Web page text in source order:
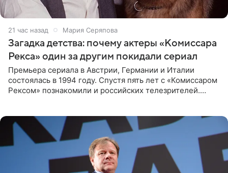
21 час назад Мария Серяпова
Загадка детства: почему актеры «Комиссара
Рекса» один за другим покидали сериал
Премьера сериала в Австрии, Германии и Италии
состоялась в 1994 году. Спустя пять лет с «Комиссаром
Рексом» познакомили и российских телезрителей.